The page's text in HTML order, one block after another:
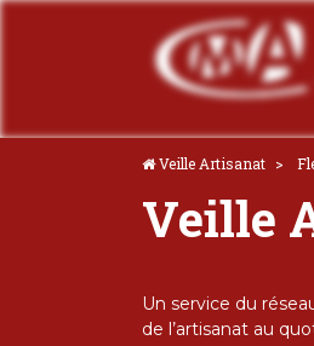
Veille Artisanat
Veille
Un service du
de l’artisanat au